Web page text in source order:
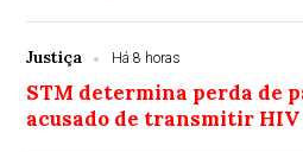
Justiça Há 8 horas
STM determina perda de
acusado de transmitir HIV